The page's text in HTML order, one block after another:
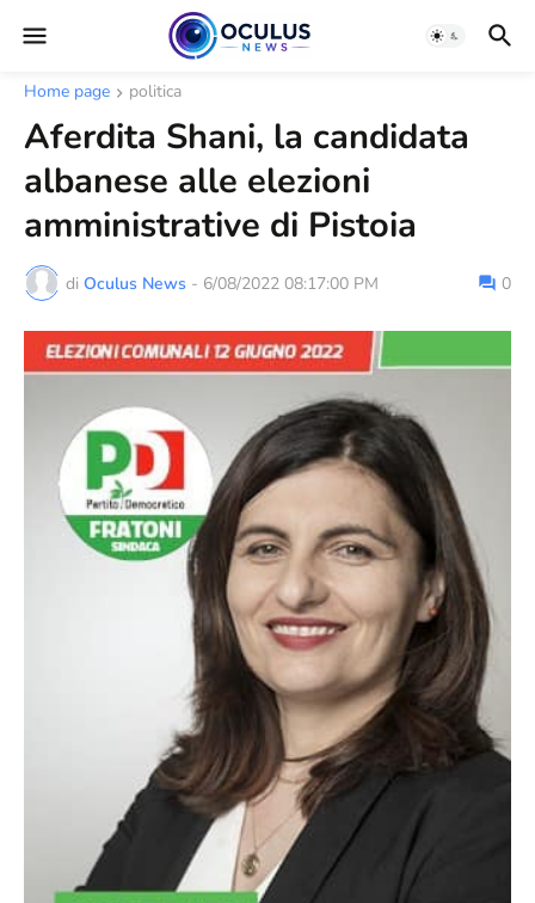
Home page politica
Aferdita Shani, la candidata
albanese alle elezioni
amministrative di Pistoia
di Oculus News - 6/08/2022 08:17:00 PM 0